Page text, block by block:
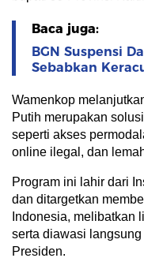
Baca juga:
BGN Suspensi
Sebabkan
Wamenkop
Putih merupakan
seperti akses
online ilegal, dan
Program ini lahir dari
dan ditargetkan
Indonesia, melibatkan
serta diawasi
Presiden.